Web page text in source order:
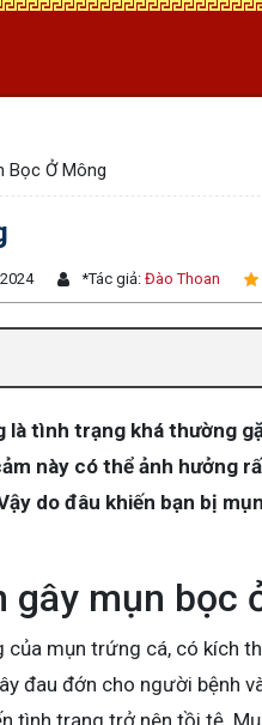
Bọc Ở Mông
*Tác giả: Đào Thoan
là tình trạng khá thường
này có thể ảnh hưởng
do đâu khiến bạn bị
gây mụn bọc
của mụn trứng cá, có kích
đau đớn cho người bệnh
tình trạng trở nên tồi tệ.